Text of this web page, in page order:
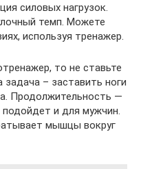
силовых нагрузок.
темп. Можете
используя тренажер.
то не ставьте
– заставить ноги
Продолжительность —
подойдет и для мужчин.
мышцы вокруг